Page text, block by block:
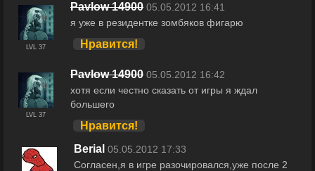
LVL 37
Pavlow 14900 05.05.2012 16:41
я уже в резидентке зомбяков фигарю
Нравится!
LVL 37
Pavlow 14900 05.05.2012 16:42
хотя если честно сказать от игры я ждал
большего
Нравится!
Berial 05.05.2012 17:33
Согласен,я в игре разочировался,уже после 2